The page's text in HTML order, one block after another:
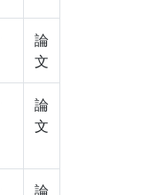
論
文
論
文
論